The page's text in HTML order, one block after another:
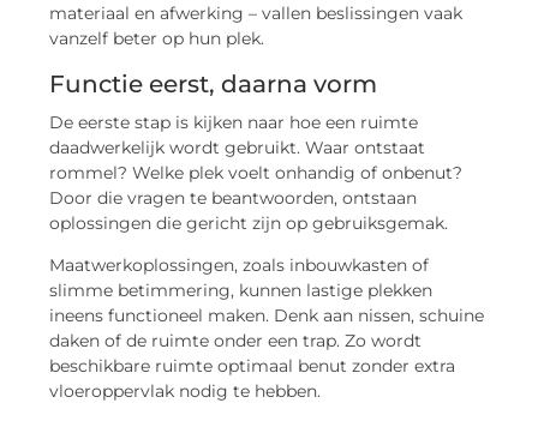
materiaal en afwerking – vallen beslissingen vaak
vanzelf beter op hun plek.
Functie eerst, daarna vorm
De eerste stap is kijken naar hoe een ruimte
daadwerkelijk wordt gebruikt. Waar ontstaat
rommel? Welke plek voelt onhandig of onbenut?
Door die vragen te beantwoorden, ontstaan
oplossingen die gericht zijn op gebruiksgemak.
Maatwerkoplossingen, zoals inbouwkasten of
slimme betimmering, kunnen lastige plekken
ineens functioneel maken. Denk aan nissen, schuine
daken of de ruimte onder een trap. Zo wordt
beschikbare ruimte optimaal benut zonder extra
vloeroppervlak nodig te hebben.